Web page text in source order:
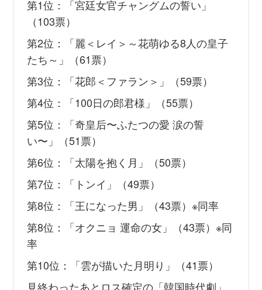
第1位：「宮廷女官チャングムの誓い」
（103票）
第2位：「麗＜レイ＞～花萌ゆる8人の皇子
たち～」（61票）
第3位：「花郎＜ファラン＞」（59票）
第4位：「100日の郎君様」（55票）
第5位：「奇皇后〜ふたつの愛 涙の誓
い〜」（51票）
第6位：「太陽を抱く月」（50票）
第7位：「トンイ」（49票）
第8位：「王になった男」（43票）※同率
第8位：「オクニョ 運命の女」（43票）※同
率
第10位：「雲が描いた月明り」（41票）
見終わったあとロス確定の「韓国時代劇」